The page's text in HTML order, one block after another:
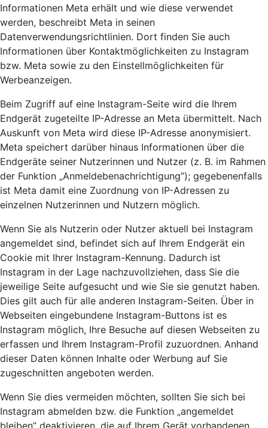
Informationen Meta erhält und wie diese verwendet
werden, beschreibt Meta in seinen
Datenverwendungsrichtlinien. Dort finden Sie auch
Informationen über Kontaktmöglichkeiten zu Instagram
bzw. Meta sowie zu den Einstellmöglichkeiten für
Werbeanzeigen.
Beim Zugriff auf eine Instagram-Seite wird die Ihrem
Endgerät zugeteilte IP-Adresse an Meta übermittelt. Nach
Auskunft von Meta wird diese IP-Adresse anonymisiert.
Meta speichert darüber hinaus Informationen über die
Endgeräte seiner Nutzerinnen und Nutzer (z. B. im Rahmen
der Funktion „Anmeldebenachrichtigung”); gegebenenfalls
ist Meta damit eine Zuordnung von IP-Adressen zu
einzelnen Nutzerinnen und Nutzern möglich.
Wenn Sie als Nutzerin oder Nutzer aktuell bei Instagram
angemeldet sind, befindet sich auf Ihrem Endgerät ein
Cookie mit Ihrer Instagram-Kennung. Dadurch ist
Instagram in der Lage nachzuvollziehen, dass Sie die
jeweilige Seite aufgesucht und wie Sie sie genutzt haben.
Dies gilt auch für alle anderen Instagram-Seiten. Über in
Webseiten eingebundene Instagram-Buttons ist es
Instagram möglich, Ihre Besuche auf diesen Webseiten zu
erfassen und Ihrem Instagram-Profil zuzuordnen. Anhand
dieser Daten können Inhalte oder Werbung auf Sie
zugeschnitten angeboten werden.
Wenn Sie dies vermeiden möchten, sollten Sie sich bei
Instagram abmelden bzw. die Funktion „angemeldet
bleiben” deaktivieren, die auf Ihrem Gerät vorhandenen